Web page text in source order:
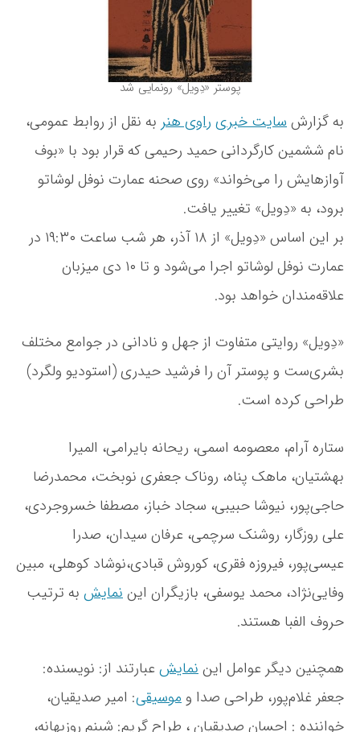
و
م
ا
ی
ش
د
پوستر «دِویل» رونمایی شد
به گزارشسایت خبری راوی هنر به نقل از روابط عمومی،
نام ششمین کارگردانی حمید رحیمی که قرار بود با «بوف
آوازهایش را می‌خواند» روی صحنه عمارت نوفل لوشاتو
برود، به «دِویل» تغییر یافت.
بر این اساس «دِویل» از ۱۸ آذر، هر شب ساعت ۱۹:۳۰ در
عمارت نوفل لوشاتو اجرا می‌شود و تا ۱۰ دی میزبان
علاقه‌مندان خواهد بود‌.
«دِویل» روایتی متفاوت از جهل و نادانی در جوامع مختلف
بشری‌ست و پوستر آن را فرشید حیدری (استودیو ولگرد)
طراحی کرده است.
ستاره آرام، معصومه اسمی، ریحانه بایرامی، المیرا
بهشتیان، ماهک پناه، روناک جعفری نوبخت، محمدرضا
حاجی‌پور، نیوشا حبیبی، سجاد خباز، مصطفا خسروجردی،
علی روزگار، روشنک سرچمی، عرفان سیدان، صدرا
عیسی‌پور، فیروزه فقری، کوروش قبادی،نوشاد کوهلی، مبین
وفایی‌نژاد، محمد یوسفی، بازیگران ایننمایش به ترتیب
حروف الفبا هستند.
همچنین دیگر عوامل ایننمایش عبارتند از: نویسنده:
جعفر غلام‌پور، طراحی صدا و موسیقی: امیر صدیقیان،
خواننده : احسان صدیقیان ، طراح گریم: شبنم روزبهانه،